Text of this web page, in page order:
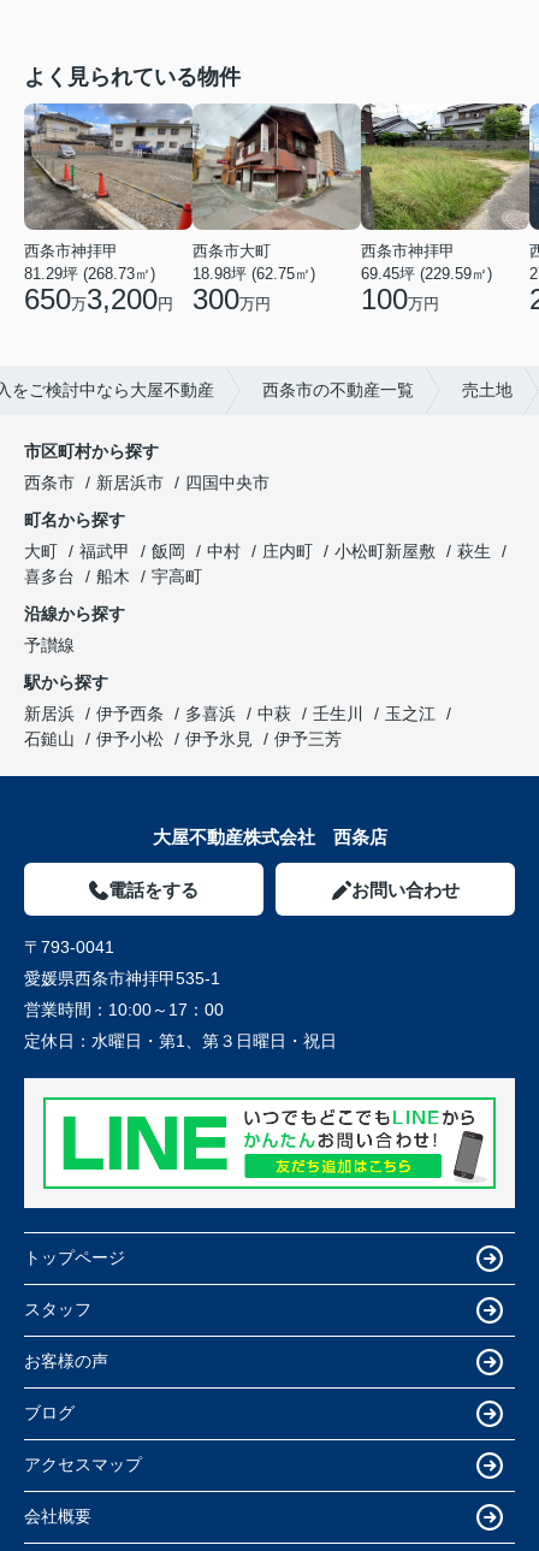
よく見られている物件
西条市神拝甲
81.29坪 (268.73㎡)
650万3,200円
西条市大町
18.98坪 (62.75㎡)
300万円
西条市神拝甲
69.45坪 (229.59㎡)
100万円
をご検討中なら大屋不動産 西条市の不動産一覧 売土地
市区町村から探す
西条市
新居浜市
四国中央市
町名から探す
大町
福武甲 飯岡 中村 庄内町 小松町新屋敷
萩生
喜多台
船木
宇高町
沿線から探す
予讃線
駅から探す
新居浜
伊予西条 多喜浜 中萩 壬生川
玉之江
石鎚山
伊予小松 伊予氷見 伊予三芳
大屋不動産株式会社 西条店
電話をする お問い合わせ
〒793-0041
愛媛県西条市神拝甲535-1
営業時間： 10:00～17：00
定休日： 水曜日・第1、第３日曜日・祝日
トップページ
スタッフ
お客様の声
ブログ
アクセスマップ
会社概要